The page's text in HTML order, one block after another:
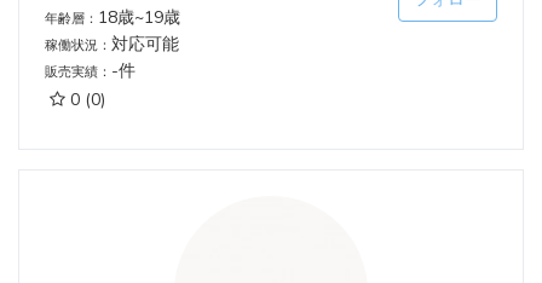
年齢層： 18歳~19歳
稼働状況： 対応可能
販売実績： -件
0 (0)